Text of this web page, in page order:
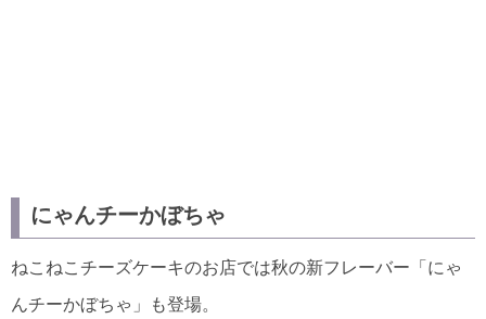
にゃんチーかぼちゃ
ねこねこチーズケーキのお店では秋の新フレーバー「にゃ
んチーかぼちゃ」も登場。